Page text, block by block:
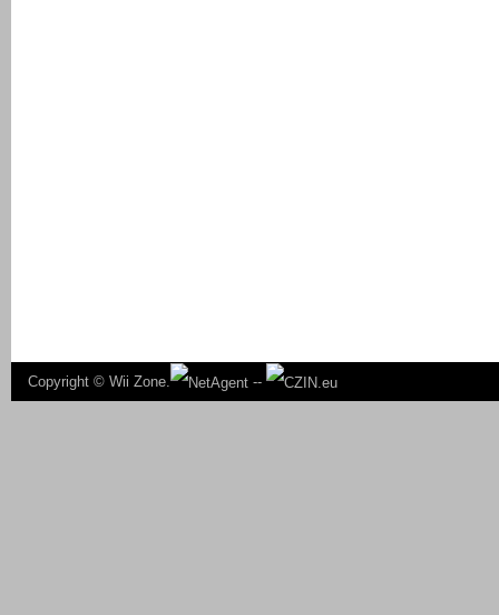
Copyright © Wii Zone. --